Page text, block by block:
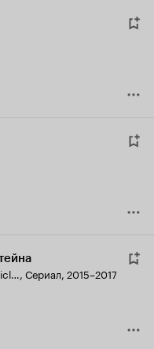
The Frankenstein Chronicles, Сериал, 2015–2017